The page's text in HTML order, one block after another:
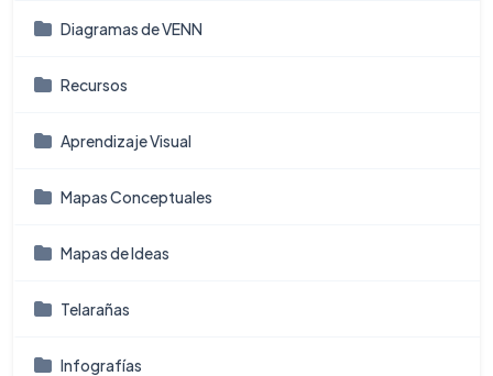
Diagramas de VENN
Recursos
Aprendizaje Visual
Mapas Conceptuales
Mapas de Ideas
Telarañas
Infografí­as